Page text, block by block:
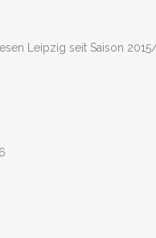
Leipzig seit Saison